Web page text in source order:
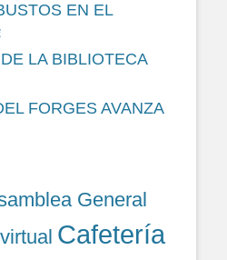
EN EL
LA BIBLIOTECA
FORGES AVANZA
General
Cafetería